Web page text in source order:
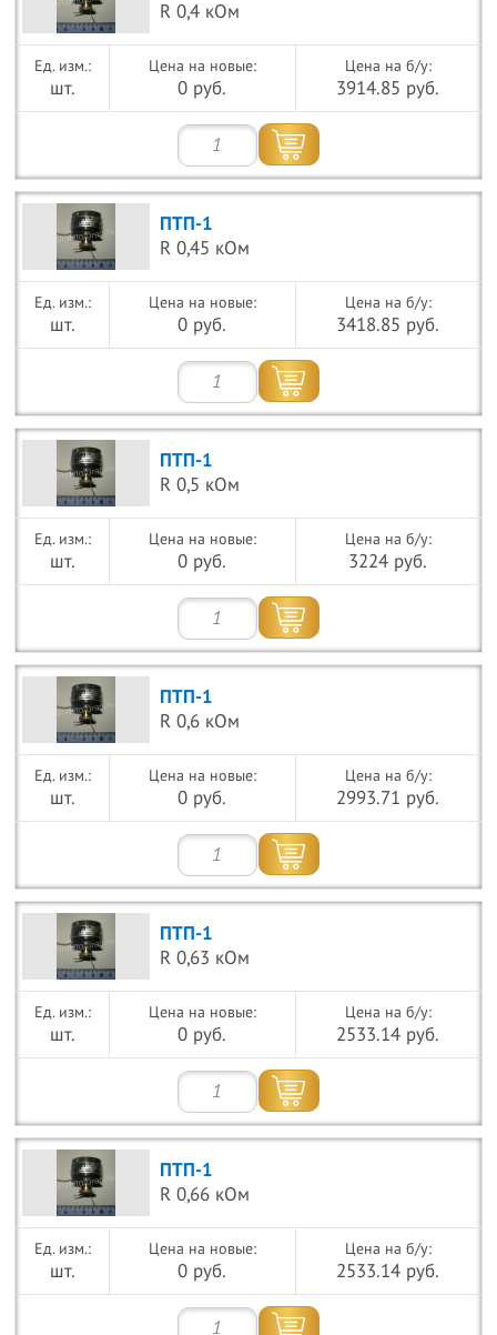
R 0,4 кОм
шт.
Цена на новые:
0 руб.
Цена на б/у:
3914.85 руб.
ПТП-1
R 0,45 кОм
шт.
Цена на новые:
0 руб.
Цена на б/у:
3418.85 руб.
ПТП-1
R 0,5 кОм
шт.
Цена на новые:
0 руб.
Цена на б/у:
3224 руб.
ПТП-1
R 0,6 кОм
шт.
Цена на новые:
0 руб.
Цена на б/у:
2993.71 руб.
ПТП-1
R 0,63 кОм
шт.
Цена на новые:
0 руб.
Цена на б/у:
2533.14 руб.
ПТП-1
R 0,66 кОм
шт.
Цена на новые:
0 руб.
Цена на б/у:
2533.14 руб.